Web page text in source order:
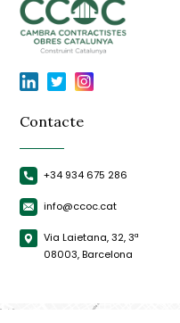
Contacte
+34 934 675 286
info@ccoc.cat
Via Laietana, 32, 3ª
08003, Barcelona